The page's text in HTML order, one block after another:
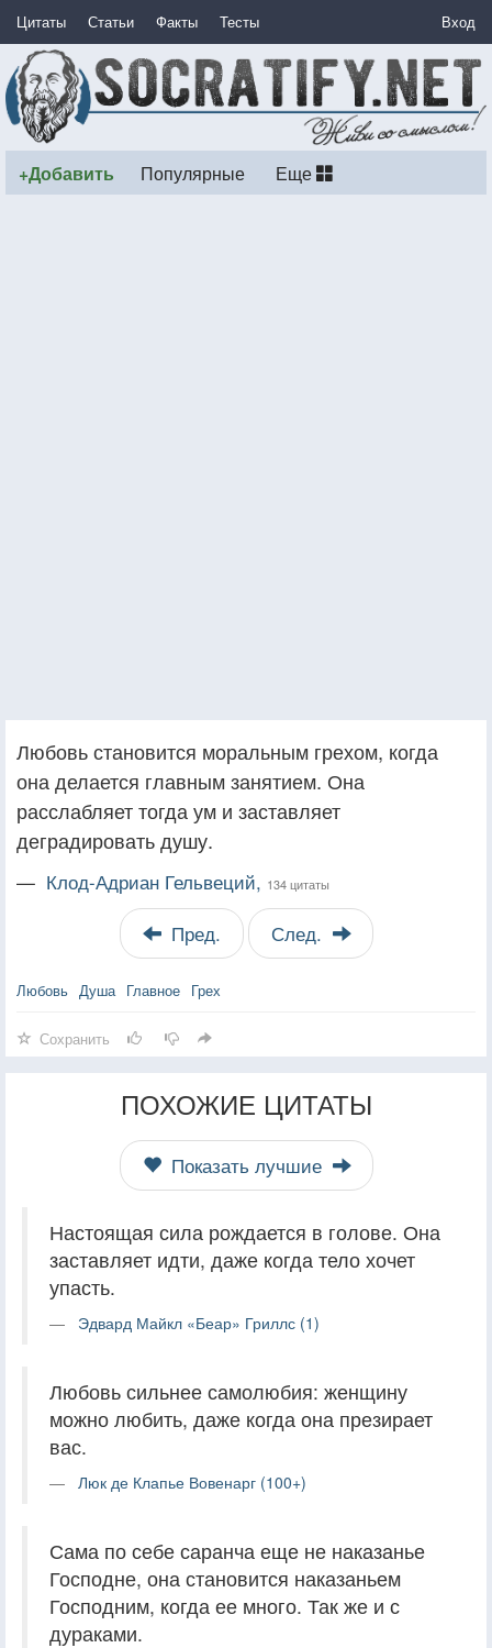
Цитаты Статьи Факты Тесты Вход
+Добавить Популярные Еще
Любовь становится моральным грехом, когда
она делается главным занятием. Она
расслабляет тогда ум и заставляет
деградировать душу.
— Клод-Адриан Гельвеций, 134 цитаты
Пред. След.
Любовь Душа Главное Грех
Сохранить
ПОХОЖИЕ ЦИТАТЫ
Показать лучшие
Настоящая сила рождается в голове. Она
заставляет идти, даже когда тело хочет
упасть.
Эдвард Майкл «Беар» Гриллс (1)
Любовь сильнее самолюбия: женщину
можно любить, даже когда она презирает
вас.
Люк де Клапье Вовенарг (100+)
Сама по себе саранча еще не наказанье
Господне, она становится наказаньем
Господним, когда ее много. Так же и с
дураками.